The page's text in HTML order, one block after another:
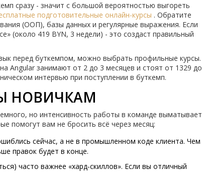
сразу - значит с большой вероятностью выгореть
подготовительные онлайн-курсы . Обратите
(ООП), базы данных и регулярные выражения. Если
(около 419 BYN, 3 недели) - это создаст правильный
перед буткемпом, можно выбрать профильные курсы.
Angular занимают от 2 до 3 месяцев и стоят от 1329 до
интервью при поступлении в буткемп.
НОВИЧКАМ
но интенсивность работы в команде выматывает
помогут вам не бросить всё через месяц:
сейчас, а не в промышленном коде клиента. Чем
правок будет в конце.
часто важнее «хард-скиллов». Если вы отличный